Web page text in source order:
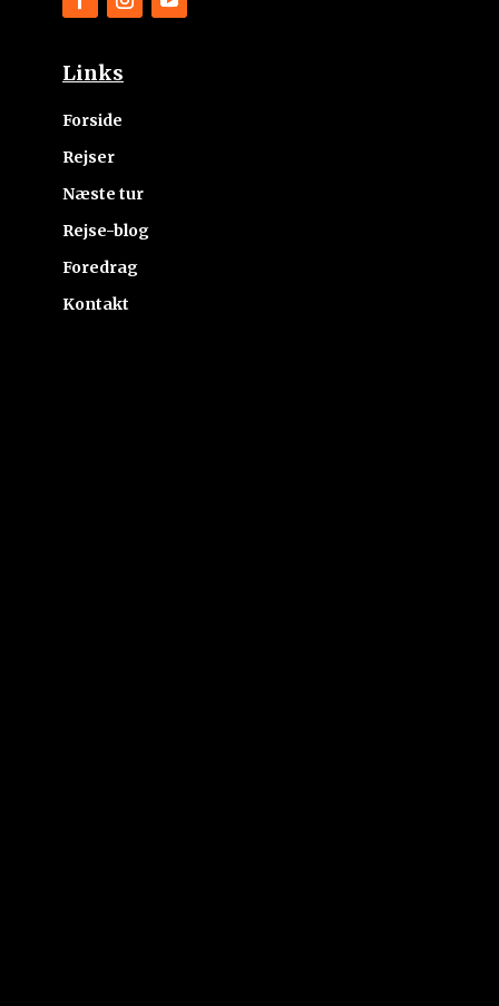
Links
Forside
Rejser
Næste tur
Rejse-blog
Foredrag
Kontakt